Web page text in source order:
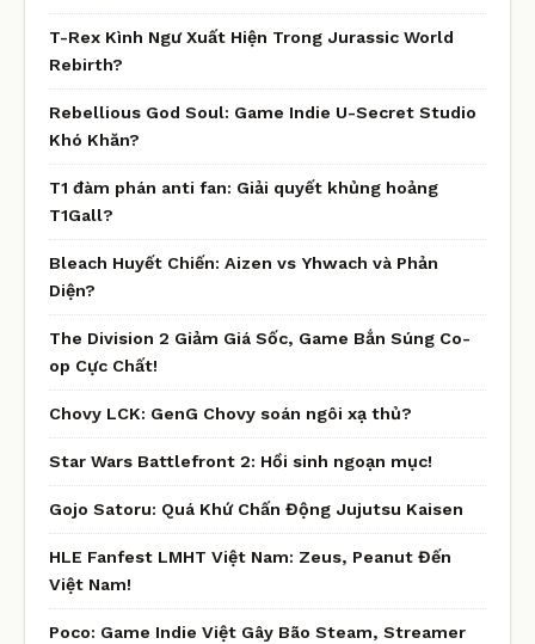
T-Rex Kình Ngư Xuất Hiện Trong Jurassic World
Rebirth?
Rebellious God Soul: Game Indie U-Secret Studio
Khó Khăn?
T1 đàm phán anti fan: Giải quyết khủng hoảng
T1Gall?
Bleach Huyết Chiến: Aizen vs Yhwach và Phản
Diện?
The Division 2 Giảm Giá Sốc, Game Bắn Súng Co-
op Cực Chất!
Chovy LCK: GenG Chovy soán ngôi xạ thủ?
Star Wars Battlefront 2: Hồi sinh ngoạn mục!
Gojo Satoru: Quá Khứ Chấn Động Jujutsu Kaisen
HLE Fanfest LMHT Việt Nam: Zeus, Peanut Đến
Việt Nam!
Poco: Game Indie Việt Gây Bão Steam, Streamer